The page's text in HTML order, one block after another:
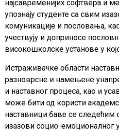
најсавременијих софтвера и
упознају студенте са свим
комуникације и пословања,
учествују и доприносе
високошколске установе у
Истраживачке области
разноврсне и намењене
и наставног процеса, као и
може бити од користи
наставници баве се следећим
изазови социо-емоционалног